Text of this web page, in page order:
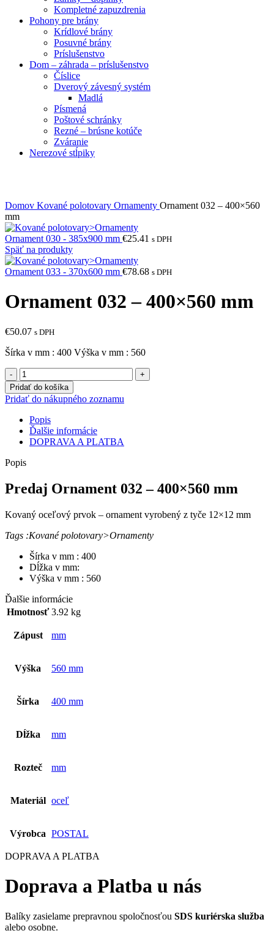
Kompletné zapuzdrenia
Pohony pre brány
Krídlové brány
Posuvné brány
Príslušenstvo
Dom – záhrada – príslušenstvo
Číslice
Dverový závesný systém
Madlá
Písmená
Poštové schránky
Rezné – brúsne kotúče
Zváranie
Nerezové stĺpiky
Domov Kované polotovary Ornamenty Ornament 032 – 400×560
mm
Ornament 030 - 385x900 mm €25.41 s DPH
Späť na produkty
Ornament 033 - 370x600 mm €78.68 s DPH
Ornament 032 – 400×560 mm
€50.07 s DPH
Šírka v mm : 400 Výška v mm : 560
množstvo
Ornament
032
-
400x560
mm
Pridať do košíka
Pridať do nákupného zoznamu
Popis
Ďalšie informácie
DOPRAVA A PLATBA
Popis
Predaj Ornament 032 – 400×560 mm
Kovaný oceľový prvok – ornament vyrobený z tyče 12×12 mm
Tags :Kované polotovary>Ornamenty
Šírka v mm : 400
Dĺžka v mm:
Výška v mm : 560
Ďalšie informácie
Hmotnosť 3.92 kg
Zápust mm
Výška 560 mm
Šírka 400 mm
Dĺžka mm
Rozteč mm
Materiál oceľ
Výrobca POSTAL
DOPRAVA A PLATBA
Doprava a Platba u nás
Balíky zasielame prepravnou spoločnosťou SDS kuriérska služba
alebo osobne.